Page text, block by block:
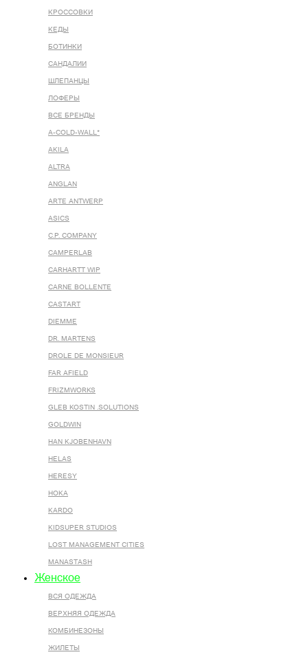
КРОССОВКИ
КЕДЫ
БОТИНКИ
САНДАЛИИ
ШЛЕПАНЦЫ
ЛОФЕРЫ
ВСЕ БРЕНДЫ
A-COLD-WALL*
AKILA
ALTRA
ANGLAN
ARTE ANTWERP
ASICS
C.P. COMPANY
CAMPERLAB
CARHARTT WIP
CARNE BOLLENTE
CASTART
DIEMME
DR. MARTENS
DROLE DE MONSIEUR
FAR AFIELD
FRIZMWORKS
GLEB KOSTIN .SOLUTIONS
GOLDWIN
HAN KJOBENHAVN
HELAS
HERESY
HOKA
KARDO
KIDSUPER STUDIOS
LOST MANAGEMENT CITIES
MANASTASH
Женское
ВСЯ ОДЕЖДА
ВЕРХНЯЯ ОДЕЖДА
КОМБИНЕЗОНЫ
ЖИЛЕТЫ